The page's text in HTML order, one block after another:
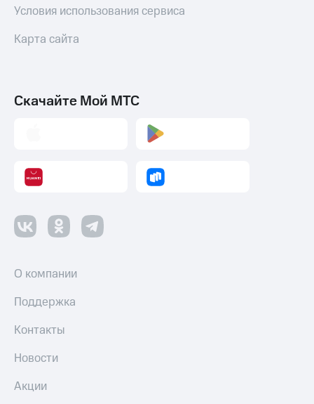
Условия использования сервиса
Карта сайта
Скачайте Мой МТС
О компании
Поддержка
Контакты
Новости
Акции